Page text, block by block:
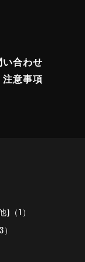
い合わせ
注意事項
)（1）